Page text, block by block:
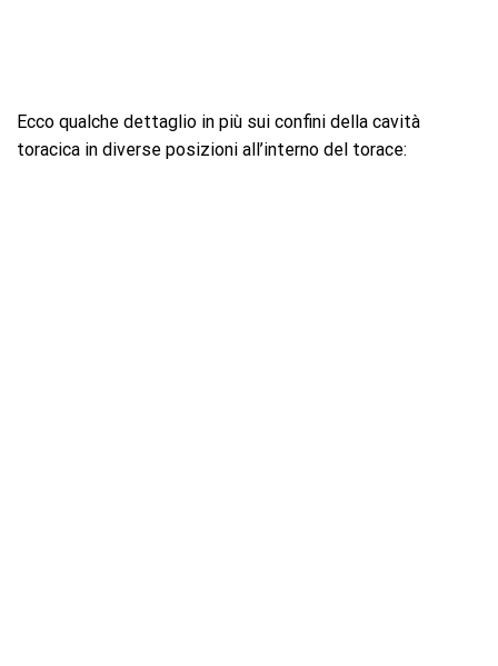
Ecco qualche dettaglio in più sui confini della cavità
toracica in diverse posizioni all’interno del torace: